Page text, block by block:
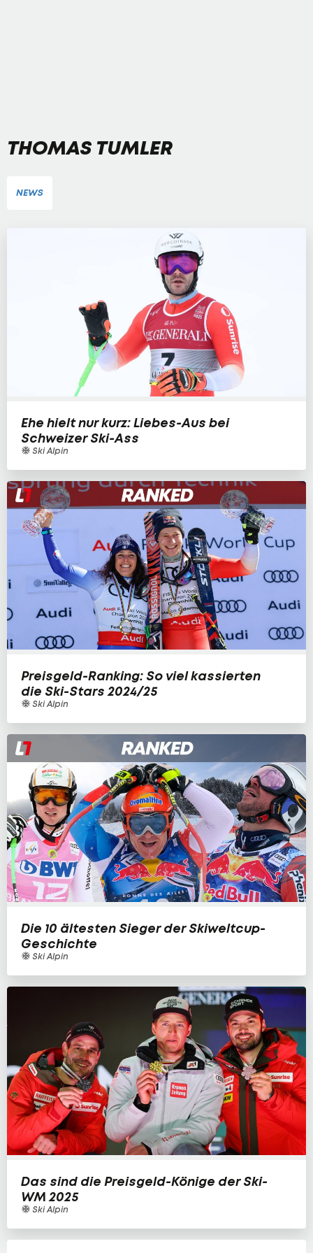
THOMAS TUMLER
NEWS
Ehe hielt nur kurz: Liebes-Aus bei
Schweizer Ski-Ass
Ski Alpin
Preisgeld-Ranking: So viel kassierten
die Ski-Stars 2024/25
Ski Alpin
Die 10 ältesten Sieger der Skiweltcup-
Geschichte
Ski Alpin
Das sind die Preisgeld-Könige der Ski-
WM 2025
Ski Alpin